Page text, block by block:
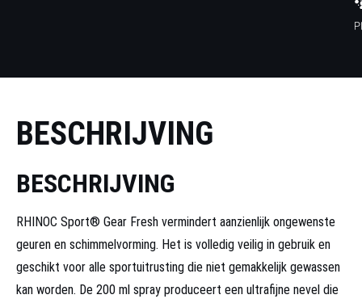
BESCHRIJVING
BESCHRIJVING
RHINOC Sport® Gear Fresh vermindert aanzienlijk ongewenste
geuren en schimmelvorming. Het is volledig veilig in gebruik en
geschikt voor alle sportuitrusting die niet gemakkelijk gewassen
kan worden. De 200 ml spray produceert een ultrafijne nevel die